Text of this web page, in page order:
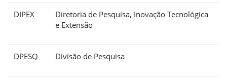
DIPEX
Diretoria de Pesquisa, Inovação Tecnológica
e Extensão
DPESQ Divisão de Pesquisa